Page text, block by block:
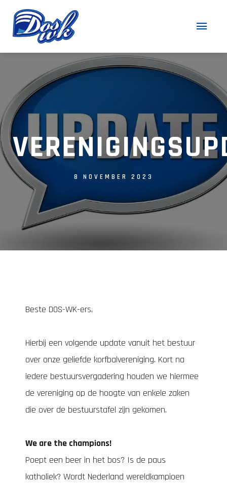
8 NOVEMBER 2023
Beste DOS-WK-ers,
Hierbij een volgende update vanuit het bestuur
over onze geliefde korfbalvereniging. Kort na
iedere bestuursvergadering houden we hiermee
de vereniging op de hoogte van enkele zaken
die over de bestuurstafel zijn gekomen.
We are the champions!
Poept een beer in het bos? Is de paus
katholiek? Wordt Nederland wereldkampioen